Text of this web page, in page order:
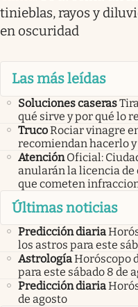
tinieblas, rayos y
en oscuridad
Las más leídas
Soluciones caseras
qué sirve y por qué lo
TrucoRociar vinagre
recomiendan hacerlo
Atención Oficial:
anularán la licencia de
que cometen
Últimas noticias
Predicción diaria
los astros para este
AstrologíaHoróscopo
para este sábado 8 de
Predicción diaria
de agosto